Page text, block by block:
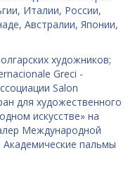
Италии, России,
Австралии, Японии,
художников;
Greci -
Salon
для художественного
искусстве» на
Международной
Академические пальмы